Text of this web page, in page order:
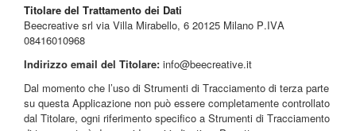
Titolare del Trattamento dei Dati
Beecreative srl via Villa Mirabello, 6 20125 Milano P.IVA
08416010968
Indirizzo email del Titolare: info@beecreative.it
Dal momento che l’uso di Strumenti di Tracciamento di terza parte
su questa Applicazione non può essere completamente controllato
dal Titolare, ogni riferimento specifico a Strumenti di Tracciamento